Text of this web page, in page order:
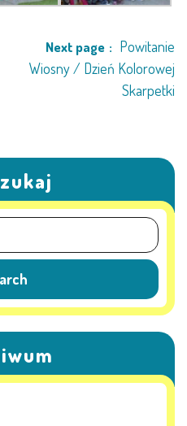
Next page
Powitanie
Wiosny / Dzień Kolorowej
Skarpetki